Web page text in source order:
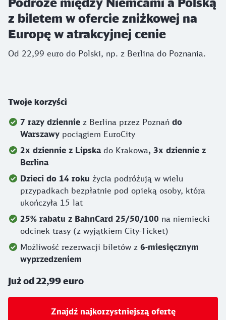
z biletem w ofercie zniżkowej na
Europę w atrakcyjnej cenie
Od 22,99 euro do Polski, np. z Berlina do Poznania.
Twoje korzyści
7 razy dziennie z Berlina przez Poznań do
Warszawy pociągiem EuroCity
2x dziennie z Lipska do Krakowa, 3x dziennie z
Berlina
Dzieci do 14 roku życia podróżują w wielu
przypadkach bezpłatnie pod opieką osoby, która
ukończyła 15 lat
25% rabatu z BahnCard 25/50/100 na niemiecki
odcinek trasy (z wyjątkiem City-Ticket)
Możliwość rezerwacji biletów z 6-miesięcznym
wyprzedzeniem
Już od 22,99 euro
Znajdź najkorzystniejszą ofertę